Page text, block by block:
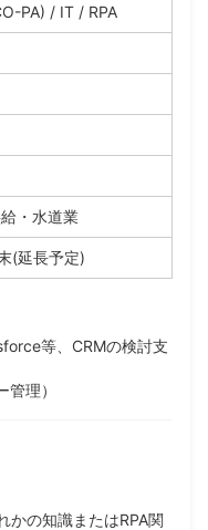
PA) / IT / RPA
・水道業
(延長予定)
等、CRMの検討支
理）
かの知識またはRPA関